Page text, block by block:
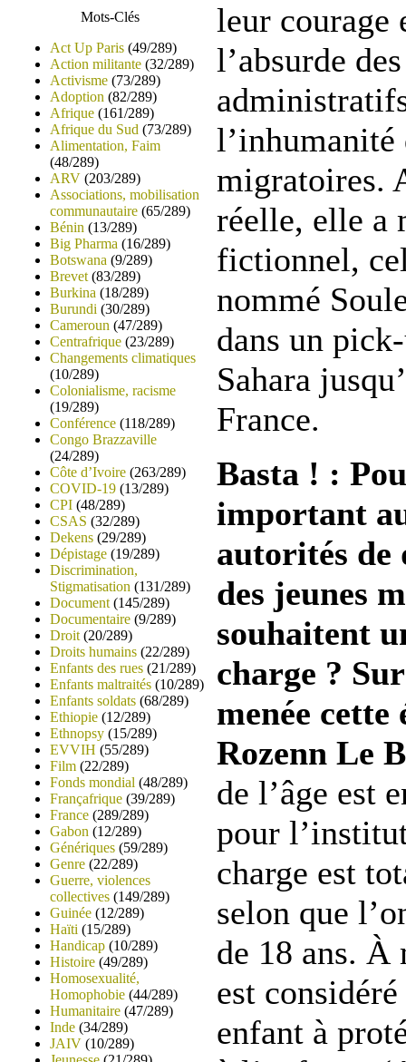
Mots-Clés
Act Up Paris (49/289)
Action militante (32/289)
Activisme (73/289)
Adoption (82/289)
Afrique (161/289)
Afrique du Sud (73/289)
Alimentation, Faim
(48/289)
ARV (203/289)
Associations, mobilisation
communautaire (65/289)
Bénin (13/289)
Big Pharma (16/289)
Botswana (9/289)
Brevet (83/289)
Burkina (18/289)
Burundi (30/289)
Cameroun (47/289)
Centrafrique (23/289)
Changements climatiques
(10/289)
Colonialisme, racisme
(19/289)
Conférence (118/289)
Congo Brazzaville
(24/289)
Côte d’Ivoire (263/289)
COVID-19 (13/289)
CPI (48/289)
CSAS (32/289)
Dekens (29/289)
Dépistage (19/289)
Discrimination,
Stigmatisation (131/289)
Document (145/289)
Documentaire (9/289)
Droit (20/289)
Droits humains (22/289)
Enfants des rues (21/289)
Enfants maltraités (10/289)
Enfants soldats (68/289)
Ethiopie (12/289)
Ethnopsy (15/289)
EVVIH (55/289)
Film (22/289)
Fonds mondial (48/289)
Françafrique (39/289)
France (289/289)
Gabon (12/289)
Génériques (59/289)
Genre (22/289)
Guerre, violences
collectives (149/289)
Guinée (12/289)
Haïti (15/289)
Handicap (10/289)
Histoire (49/289)
Homosexualité,
Homophobie (44/289)
Humanitaire (47/289)
Inde (34/289)
JAIV (10/289)
leur courage
l’absurde
migratoires.
réelle, elle a
fictionnel,
nommé
dans un
Sahara
France.
Basta ! :
important
autorités de
des jeunes
souhaitent
charge ?
menée
Rozenn Le
de l’âge est
pour
charge est
selon que
de 18 ans. À
est
enfant à